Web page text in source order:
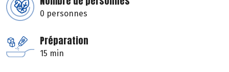
0 personnes
Préparation
15 min